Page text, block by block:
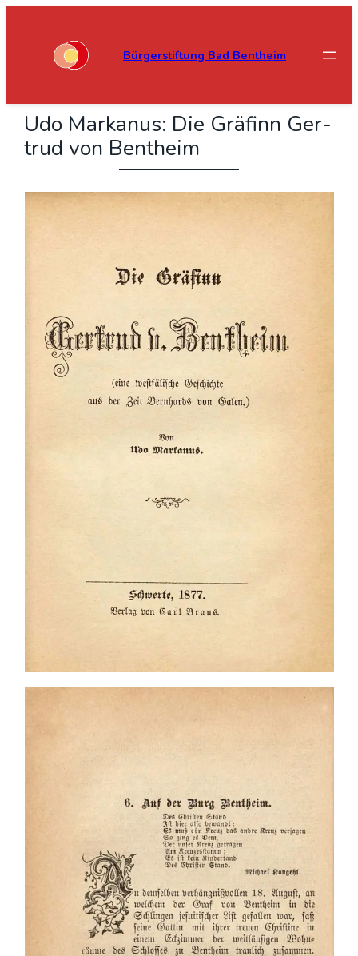
Bürgerstiftung Bad Bentheim
Udo Mar­ka­nus: Die Grä­finn Ger­
trud von Bent­heim